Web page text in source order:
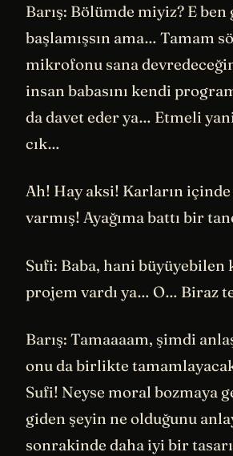
Barış: Bölümde miyiz? E ben
başlamışsın ama… Tamam
mikrofonu sana
insan babasını kendi
da davet eder ya… Etmeli
cık…
Ah! Hay aksi! Karların içinde
varmış! Ayağıma battı bir
Sufi: Baba, hani büyüyebilen
projem vardı ya… O… Biraz
Barış: Tamaaaam, şimdi
onu da birlikte
Sufi! Neyse moral bozmaya
giden şeyin ne olduğunu
sonrakinde daha iyi bir